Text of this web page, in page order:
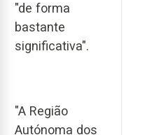
"de forma
bastante
significativa".
"A Região
Autónoma dos